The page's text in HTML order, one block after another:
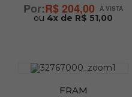
R$ 204,00
ou 4x de R$ 51,00
FRAM